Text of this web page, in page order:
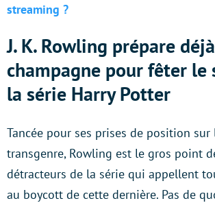
streaming ?
J. K. Rowling prépare
champagne pour fêter le
la série Harry Potter
Tancée pour ses prises de position
transgenre, Rowling est le gros point
détracteurs de la série qui appellent
au boycott de cette dernière. Pas de